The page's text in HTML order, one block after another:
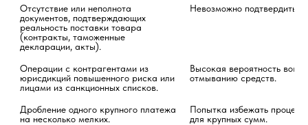
Отсутствие или неполнота
документов, подтверждающих
реальность поставки товара
(контракты, таможенные
декларации, акты).
Невозможно подтвердить
Операции с контрагентами из
юрисдикций повышенного риска или
лицами из санкционных списков.
Высокая вероятность
отмыванию средств.
Дробление одного крупного платежа
на несколько мелких.
Попытка избежать
для крупных сумм.